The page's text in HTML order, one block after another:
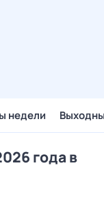
недели
года в